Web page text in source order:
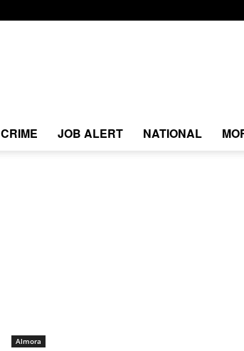
CRIME JOB ALERT NATIONAL
Almora